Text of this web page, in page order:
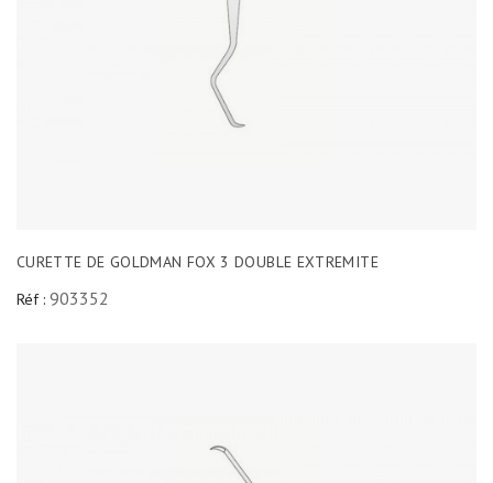
CURETTE DE GOLDMAN FOX 3 DOUBLE EXTREMITE
Réf : 903352